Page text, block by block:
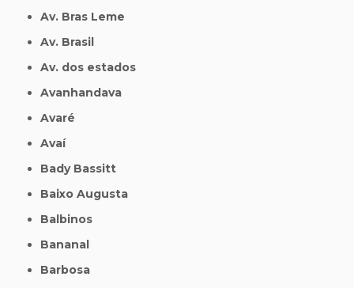
Av. Bras Leme
Av. Brasil
Av. dos estados
Avanhandava
Avaré
Avaí
Bady Bassitt
Baixo Augusta
Balbinos
Bananal
Barbosa